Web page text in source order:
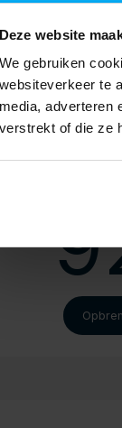
Deze website
We gebruiken
websiteverkeer te
media, adverteren
verstrekt of die ze